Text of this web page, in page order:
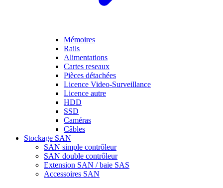
Mémoires
Rails
Alimentations
Cartes reseaux
Pièces détachées
Licence Video-Surveillance
Licence autre
HDD
SSD
Caméras
Câbles
Stockage SAN
SAN simple contrôleur
SAN double contrôleur
Extension SAN / baie SAS
Accessoires SAN